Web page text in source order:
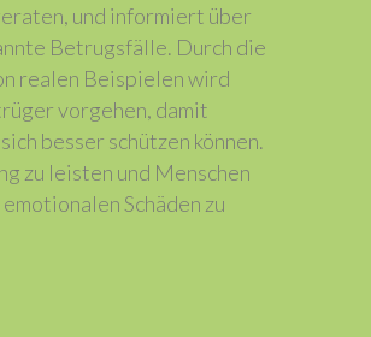
und informiert über
Betrugsfälle. Durch die
realen Beispielen wird
vorgehen, damit
besser schützen können.
zu leisten und Menschen
Schäden zu